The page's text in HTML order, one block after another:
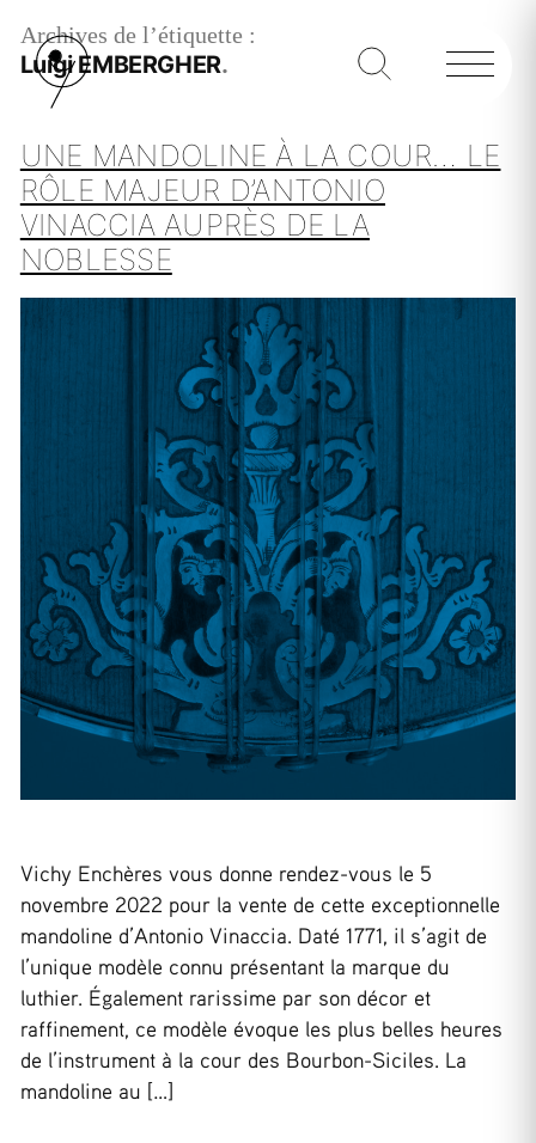
Archives de l’étiquette :
Luigi EMBERGHER
UNE MANDOLINE À LA COUR… LE
RÔLE MAJEUR D’ANTONIO
VINACCIA AUPRÈS DE LA
NOBLESSE
Vichy Enchères vous donne rendez-vous le 5
novembre 2022 pour la vente de cette exceptionnelle
mandoline d’Antonio Vinaccia. Daté 1771, il s’agit de
l’unique modèle connu présentant la marque du
luthier. Également rarissime par son décor et
raffinement, ce modèle évoque les plus belles heures
de l’instrument à la cour des Bourbon-Siciles. La
mandoline au […]